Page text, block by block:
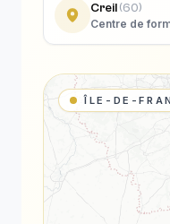
Creil (60)
Centre de
ÎLE-DE-